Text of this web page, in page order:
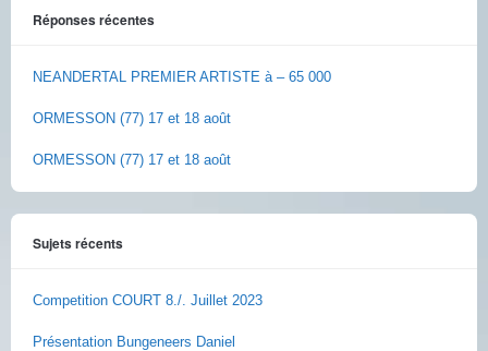
Réponses récentes
NEANDERTAL PREMIER ARTISTE à – 65 000
ORMESSON (77) 17 et 18 août
ORMESSON (77) 17 et 18 août
Sujets récents
Competition COURT 8./. Juillet 2023
Présentation Bungeneers Daniel